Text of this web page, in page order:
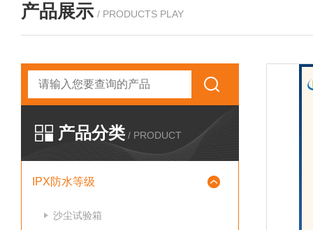
产品展示 / PRODUCTS PLAY
产品分类 / PRODUCT
IPX防水等级
沙尘试验箱